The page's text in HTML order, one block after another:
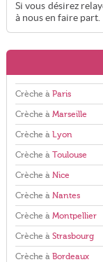
Si vous désirez
à nous en faire part.
Crèche à Paris
Crèche à Marseille
Crèche à Lyon
Crèche à Toulouse
Crèche à Nice
Crèche à Nantes
Crèche à Montpellier
Crèche à Strasbourg
Crèche à Bordeaux